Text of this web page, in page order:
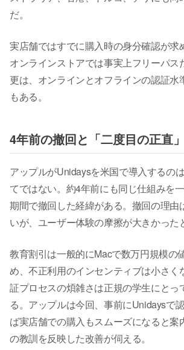
だ。
実店舗ではすでに購入時の身分確認が求
オンラインストアでは事実上フリーパス
更は、オンラインとオフラインの認証水
もある。
4年前の撤回と「二度目の正直」
アップルがUnidaysを米国で導入するの
てではない。約4年前にも同じ仕組みを
期間で撤回した経緯がある。撤回の理由
いが、ユーザー体験の摩擦が大きかった
教育割引は一般的にMacで数万円規模の
め、不正利用のインセンティブは小さく
証プロセスの煩雑さは正規の学生にとっ
る。アップルは今回、事前にUnidaysで
ば実店舗での購入もスムーズになると案
の教訓を反映した改善が伺える。